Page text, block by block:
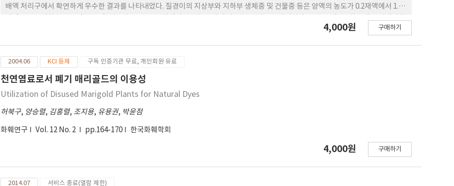
배액 처리구에서 확연하게 우수한 결과를 나타내었다. 질경이의 지상부와 지하부 생체중 및 건물중 등은 양액의 농도가 0.2재액에서 1.5
의 경우 1.5배액에서, 원추리와 질경이는 0.25배액에서 가장 많았다. K 함량은 벌개미취와 원추리는 0.5배액에서, 질경이는 1.5배액에서
4,000원 구매하기
2004.06 KCI 등재 구독 인증기관 무료, 개인회원 유료
천연염료로서 폐기 매리골드의 이용성
Utilization of Disused Marigold Plants for Natural Dyes
허북구, 양승렬, 김홍렬, 조지용, 유용권, 박윤점
화훼연구 Vol. 12 No. 2 pp.164-170 한국화훼학회
4,000원 구매하기
2014.07 서비스 종료(열람 제한)